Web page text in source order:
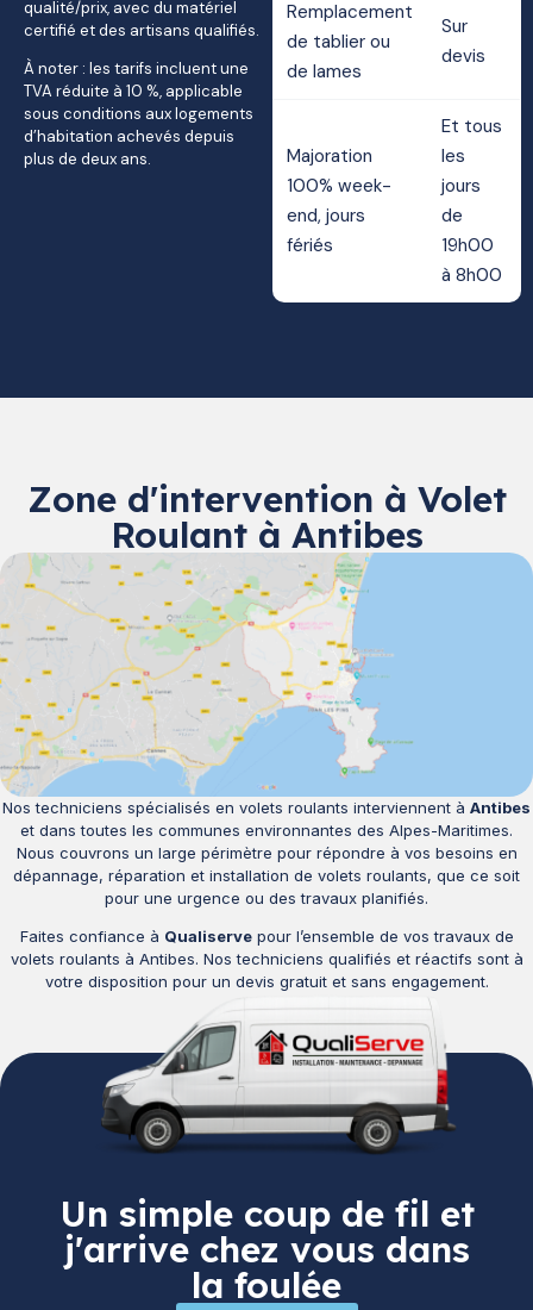
qualité/prix, avec du matériel
certifié et des artisans qualifiés.
À noter : les tarifs incluent une
TVA réduite à 10 %, applicable
sous conditions aux logements
d’habitation achevés depuis
plus de deux ans.
Remplacement
de tablier ou
de lames
Sur
devis
Majoration
100% week-
end, jours
fériés
Et tous
les
jours
de
19h00
à 8h00
Zone d'intervention à Volet
Roulant à Antibes
Nos techniciens spécialisés en volets roulants interviennent à Antibes
et dans toutes les communes environnantes des Alpes-Maritimes.
Nous couvrons un large périmètre pour répondre à vos besoins en
dépannage, réparation et installation de volets roulants, que ce soit
pour une urgence ou des travaux planifiés.
Faites confiance à Qualiservepour l’ensemble de vos travaux de
volets roulants à Antibes. Nos techniciens qualifiés et réactifs sont à
votre disposition pour un devis gratuit et sans engagement.
Un simple coup de fil et
j'arrive chez vous dans
la foulée